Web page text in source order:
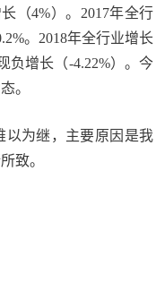
（4%）。2017年全行
。2018年全行业增长
负增长（-4.22%）。今
。
以为继，主要原因是我
致。